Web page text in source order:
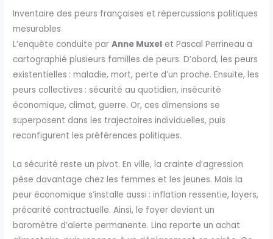
Inventaire des peurs françaises et répercussions politiques
mesurables
L’enquête conduite parAnne Muxel et Pascal Perrineau a
cartographié plusieurs familles de peurs. D’abord, les peurs
existentielles : maladie, mort, perte d’un proche. Ensuite, les
peurs collectives : sécurité au quotidien, insécurité
économique, climat, guerre. Or, ces dimensions se
superposent dans les trajectoires individuelles, puis
reconfigurent les préférences politiques.
La sécurité reste un pivot. En ville, la crainte d’agression
pèse davantage chez les femmes et les jeunes. Mais la
peur économique s’installe aussi : inflation ressentie, loyers,
précarité contractuelle. Ainsi, le foyer devient un
baromètre d’alerte permanente. Lina reporte un achat